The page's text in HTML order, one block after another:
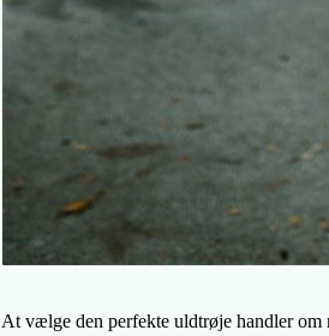
At vælge den perfekte uldtrøje handler om